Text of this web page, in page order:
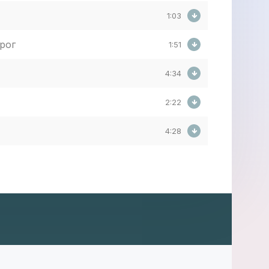
1:03
1:51
4:34
2:22
4:28